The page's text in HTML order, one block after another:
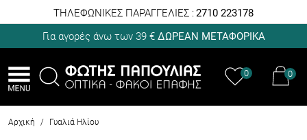
ΤΗΛΕΦΩΝΙΚΕΣ ΠΑΡΑΓΓΕΛΙΕΣ : 2710 223178
Για αγορές άνω των 39 € ΔΩΡΕΑΝ ΜΕΤΑΦΟΡΙΚΑ
0 0
Αρχική / Γυαλιά Ηλίου